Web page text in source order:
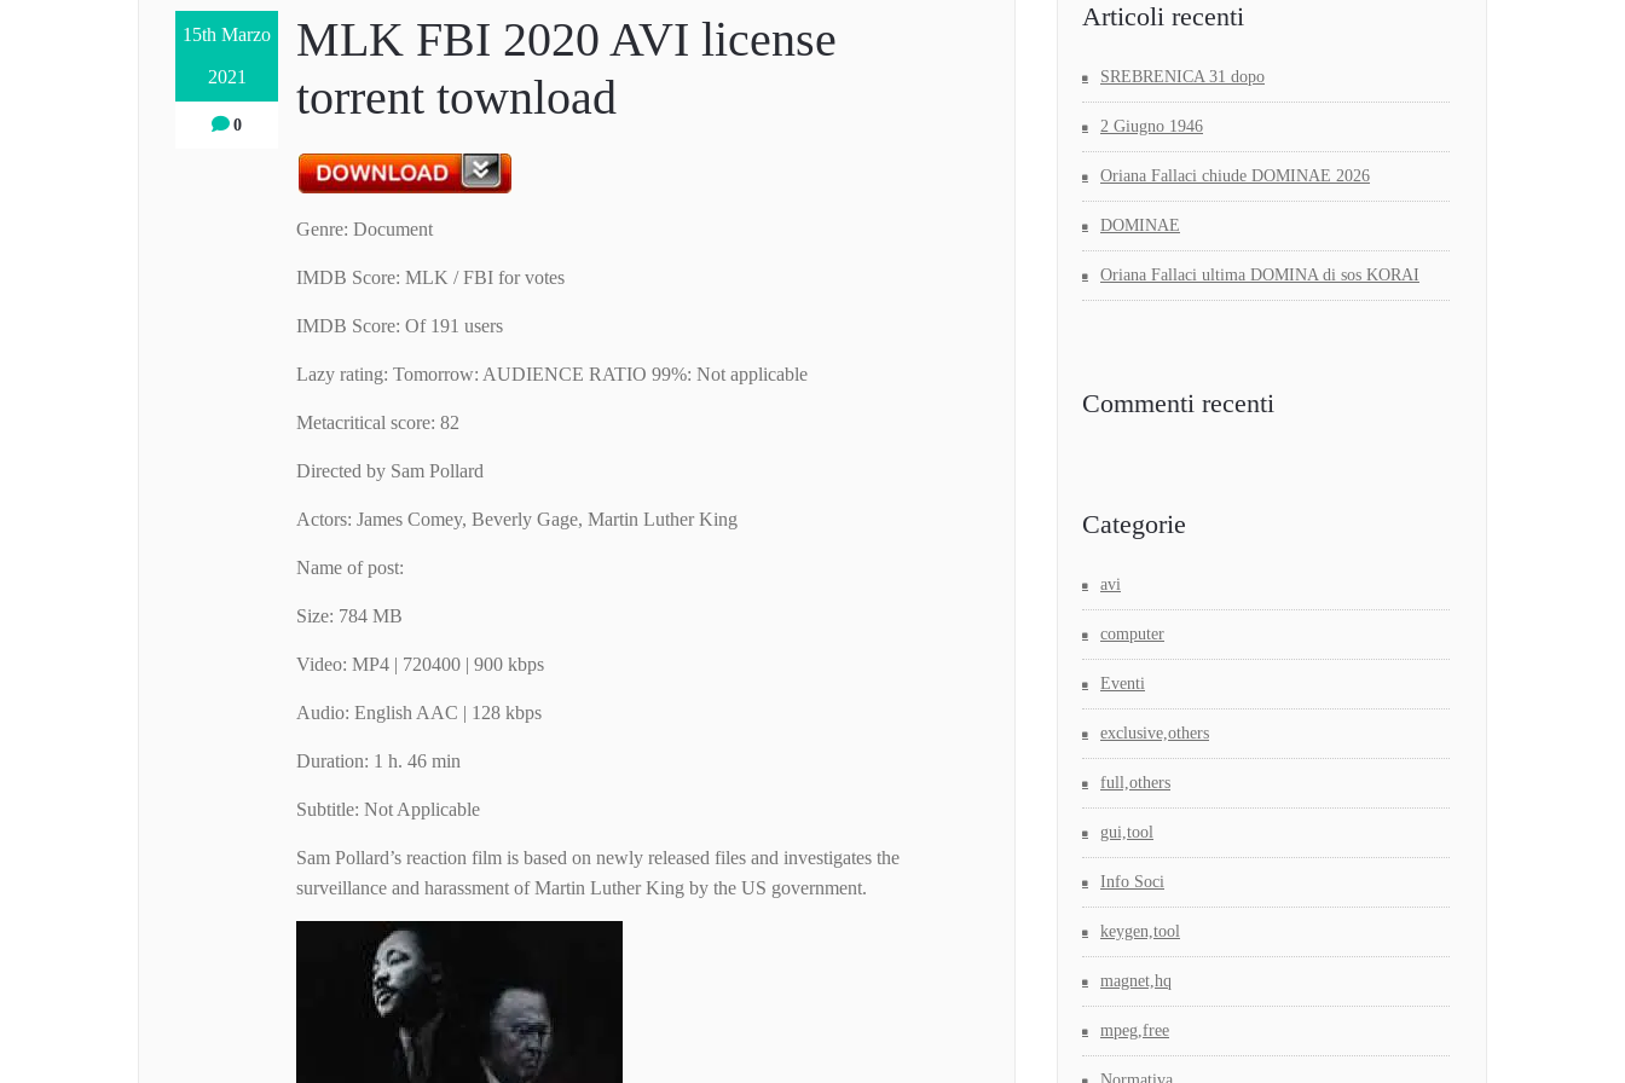
15th Marzo
2021
0
MLK FBI 2020 AVI license
torrent townload
Genre: Document
IMDB Score: MLK / FBI for votes
IMDB Score: Of 191 users
Lazy rating: Tomorrow: AUDIENCE RATIO 99%: Not applicable
Metacritical score: 82
Directed by Sam Pollard
Actors: James Comey, Beverly Gage, Martin Luther King
Name of post:
Size: 784 MB
Video: MP4 | 720400 | 900 kbps
Audio: English AAC | 128 kbps
Duration: 1 h. 46 min
Subtitle: Not Applicable
Sam Pollard’s reaction film is based on newly released files and investigates the
surveillance and harassment of Martin Luther King by the US government.
Articoli recenti
SREBRENICA 31 dopo
2 Giugno 1946
Oriana Fallaci chiude DOMINAE 2026
DOMINAE
Oriana Fallaci ultima DOMINA di sos KORAI
Commenti recenti
Categorie
avi
computer
Eventi
exclusive,others
full,others
gui,tool
Info Soci
keygen,tool
magnet,hq
mpeg,free